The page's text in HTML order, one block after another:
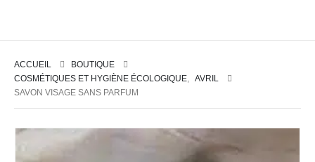
ACCUEIL
BOUTIQUE
COSMÉTIQUES ET HYGIÈNE ÉCOLOGIQUE, AVRIL
SAVON VISAGE SANS PARFUM